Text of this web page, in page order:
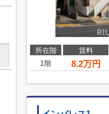
所在階 賃料
1階
8.2万円